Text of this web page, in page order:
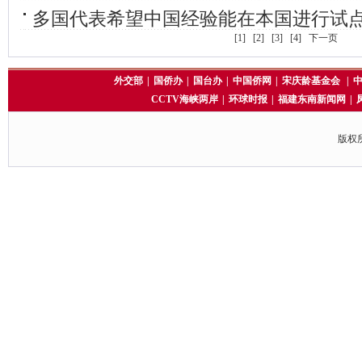
多国代表希望中国经验能在本国进行试
[1] [2] [3] [4] 下一页
外交部 国侨办 国台办 中国侨网 宋庆龄基金会
CCTV海峡两岸
环球时报 福建东南新闻网
版权